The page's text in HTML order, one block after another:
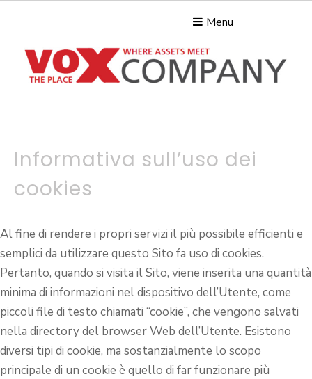
Menu
Informativa sull’uso dei
cookies
Al fine di rendere i propri servizi il più possibile efficienti e
semplici da utilizzare questo Sito fa uso di cookies.
Pertanto, quando si visita il Sito, viene inserita una quantità
minima di informazioni nel dispositivo dell’Utente, come
piccoli file di testo chiamati “cookie”, che vengono salvati
nella directory del browser Web dell’Utente. Esistono
diversi tipi di cookie, ma sostanzialmente lo scopo
principale di un cookie è quello di far funzionare più